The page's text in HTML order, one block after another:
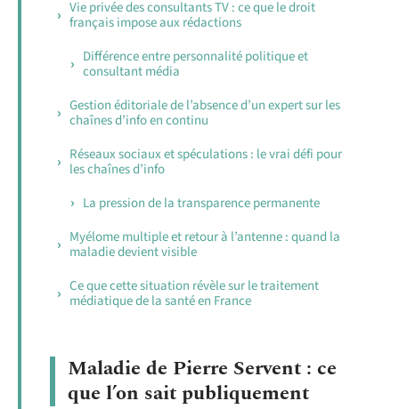
Vie privée des consultants TV : ce que le droit
français impose aux rédactions
Différence entre personnalité politique et
consultant média
Gestion éditoriale de l’absence d’un expert sur les
chaînes d’info en continu
Réseaux sociaux et spéculations : le vrai défi pour
les chaînes d’info
La pression de la transparence permanente
Myélome multiple et retour à l’antenne : quand la
maladie devient visible
Ce que cette situation révèle sur le traitement
médiatique de la santé en France
Maladie de Pierre Servent : ce
que l’on sait publiquement